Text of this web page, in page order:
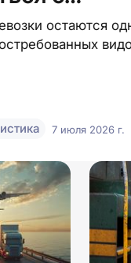
остаются
7 июля 2026 г.